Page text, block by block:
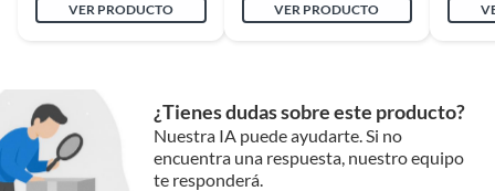
VER PRODUCTO
VER PRODUCTO
¿Tienes dudas sobre este producto?
Nuestra IA puede ayudarte. Si no
encuentra una respuesta, nuestro equipo
te responderá.